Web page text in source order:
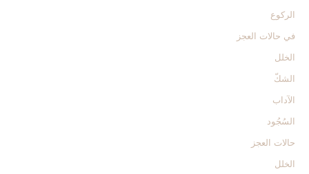
الركوع‏
في حالات العجز
الخلل
الشكّ
الآداب
السُجُود
حالات العجز
الخلل